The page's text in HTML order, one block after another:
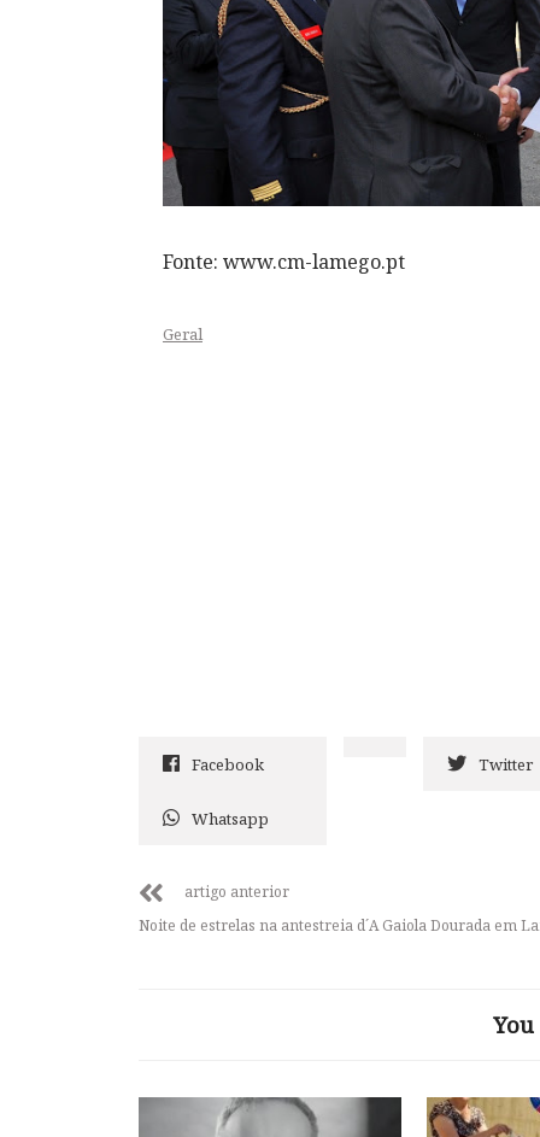
Fonte: www.cm-lamego.pt
Geral
Facebook Twitter
Whatsapp
artigo anterior
Noite de estrelas na antestreia d´A Gaiola Dourada em